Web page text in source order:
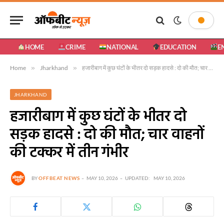
HOME CRIME NATIONAL EDUCATION
Home » Jharkhand » हजारीबाग में कुछ घंटों के भीतर दो सड़क हादसे : दो की मौत; चार वाहनों की टक्कर में तीन गंभीर
JHARKHAND
हजारीबाग में कुछ घंटों के भीतर दो
सड़क हादसे : दो की मौत; चार वाहनों
की टक्कर में तीन गंभीर
BYOFFBEAT NEWS MAY 10, 2026 UPDATED: MAY 10, 2026